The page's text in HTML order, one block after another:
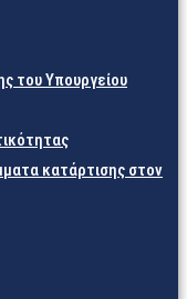
του Υπουργείου
κατάρτισης στον